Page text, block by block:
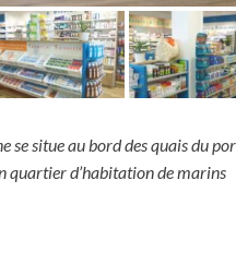
se situe au bord des quais du
quartier d’habitation de marins